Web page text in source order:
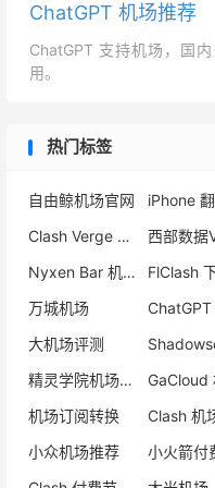
ChatGPT 机场推荐
ChatGPT 支持机场，国
用。
热门标签
自由鲸机场官网
Clash Verge 订阅
西部数据
Nyxen Bar 机场评测
FlClash
万城机场
大机场评测
精灵学院机场评测
GaCloud
机场订阅转换
Clash 机
小众机场推荐